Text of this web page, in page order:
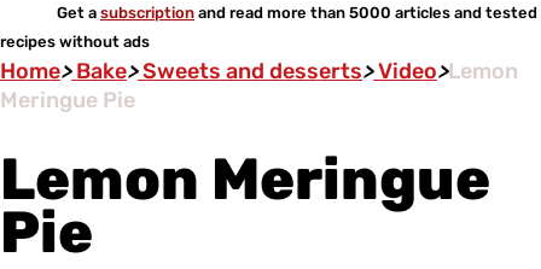
Get a subscription and read more than 5000 articles and tested
recipes without ads
Home>Bake>Sweets and desserts>Video>Lemon
Meringue Pie
Lemon Meringue
Pie